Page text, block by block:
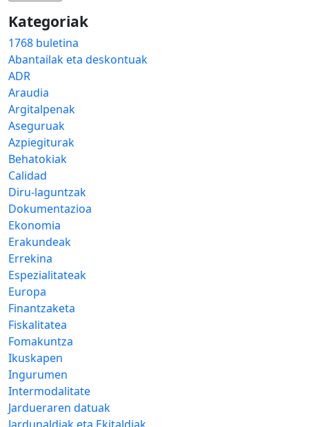
Kategoriak
1768 buletina
Abantailak eta deskontuak
ADR
Araudia
Argitalpenak
Aseguruak
Azpiegiturak
Behatokiak
Calidad
Diru-laguntzak
Dokumentazioa
Ekonomia
Erakundeak
Errekina
Espezialitateak
Europa
Finantzaketa
Fiskalitatea
Fomakuntza
Ikuskapen
Ingurumen
Intermodalitate
Jardueraren datuak